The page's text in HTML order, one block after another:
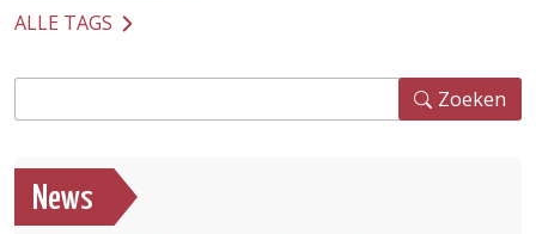
ALLE TAGS
Zoeken
News